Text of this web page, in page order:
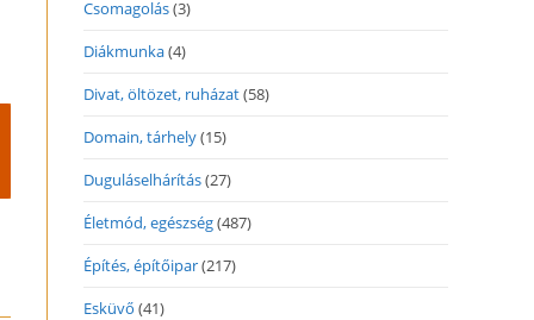
Csomagolás(3)
Diákmunka(4)
Divat, öltözet, ruházat(58)
Domain, tárhely(15)
Duguláselhárítás(27)
Életmód, egészség(487)
Építés, építőipar(217)
Esküvő (41)